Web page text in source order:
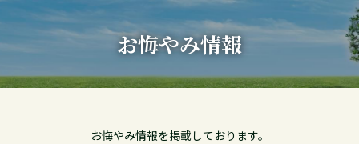
お悔やみ情報
お悔やみ情報を掲載しております。